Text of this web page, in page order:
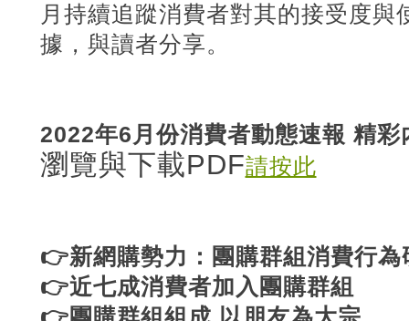
月持續追蹤消費者對其的接受度與
據，與讀者分享。
2022年6月份消費者動態速報 精彩
瀏覽與下載PDF請按此
👉新網購勢力：團購群組消費行為
👉近七成消費者加入團購群組